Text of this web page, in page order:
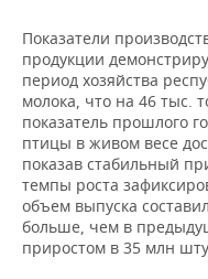
ONLINE-
ОТКРЫТАЯ ЛЕКЦИЯ
ХОККЕЙ
БАСКЕТБОЛ
ВОЛЕЙБОЛ
КИБЕРСПОРТ
ФИГУРНОЕ КАТАНИЕ
ВЛАСТЬ
ИНФРАСТРУКТУРА
ИСТОРИЯ
КУЛЬТУРА
МЕДИЦИНА
СЮЖЕТЫ
СПРАВОЧНИК
СПИСОК ПЕРСОН
СПИСОК КОМПАНИЙ
ПОЛНАЯ ВЕРСИЯ
Показатели
продукции
период хозяйства
молока, что на 46 тыс.
показатель прошлого
птицы в живом весе
показав стабильный
темпы роста
объем выпуска
больше, чем в
приростом в 35 млн